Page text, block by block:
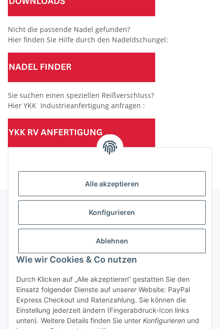
Alle akzeptieren
Konfigurieren
Ablehnen
Wie wir Cookies & Co nutzen
Durch Klicken auf „Alle akzeptieren“ gestatten Sie den
Einsatz folgender Dienste auf unserer Website: PayPal
Express Checkout und Ratenzahlung. Sie können die
Einstellung jederzeit ändern (Fingerabdruck-Icon links
unten). Weitere Details finden Sie unter Konfigurieren und
Nicht die passende Nadel gefunden?
Hier finden Sie Hilfe durch den Nadeldschungel:
Sie suchen einen speziellen Reißverschluss?
Hier YKK Industrieanfertigung anfragen :
(Mindesttabnahmemenge 10 Stück je Länge und Farbe)
Informationen
Gesetzliche Informationen
Vertrag widerrufen